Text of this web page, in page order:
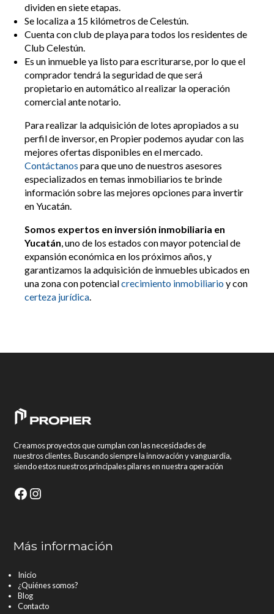
dividen en siete etapas.
Se localiza a 15 kilómetros de Celestún.
Cuenta con club de playa para todos los residentes de
Club Celestún.
Es un inmueble ya listo para escriturarse, por lo que el
comprador tendrá la seguridad de que será
propietario en automático al realizar la operación
comercial ante notario.
Para realizar la adquisición de lotes apropiados a su
perfil de inversor, en Propier podemos ayudar con las
mejores ofertas disponibles en el mercado.
Contáctanos para que uno de nuestros asesores
especializados en temas inmobiliarios te brinde
información sobre las mejores opciones para invertir
en Yucatán.
Somos expertos en inversión inmobiliaria en
Yucatán, uno de los estados con mayor potencial de
expansión económica en los próximos años, y
garantizamos la adquisición de inmuebles ubicados en
una zona con potencialcrecimiento inmobiliarioy con
certeza jurídica.
Creamos proyectos que cumplan con las necesidades de
nuestros clientes. Buscando siempre la innovación y vanguardia,
siendo estos nuestros principales pilares en nuestra operación
Facebook
Instagram
Más información
Inicio
¿Quiénes somos?
Blog
Contacto